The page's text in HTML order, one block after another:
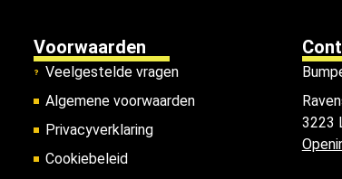
Voorwaarden
Veelgestelde vragen
Algemene voorwaarden
Privacyverklaring
Cookiebeleid
3223